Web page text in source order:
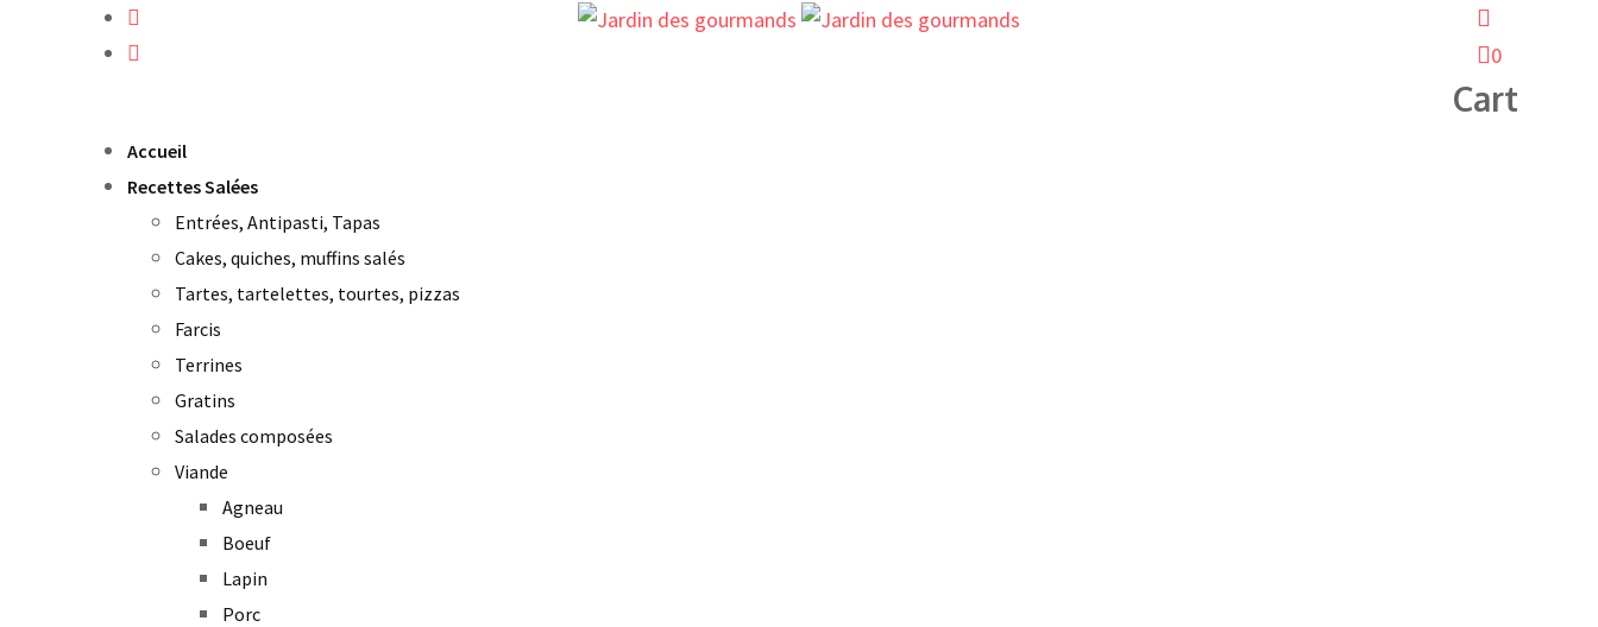
0
Cart
Accueil
Recettes Salées
Entrées, Antipasti, Tapas
Cakes, quiches, muffins salés
Tartes, tartelettes, tourtes, pizzas
Farcis
Terrines
Gratins
Salades composées
Viande
Agneau
Boeuf
Lapin
Porc